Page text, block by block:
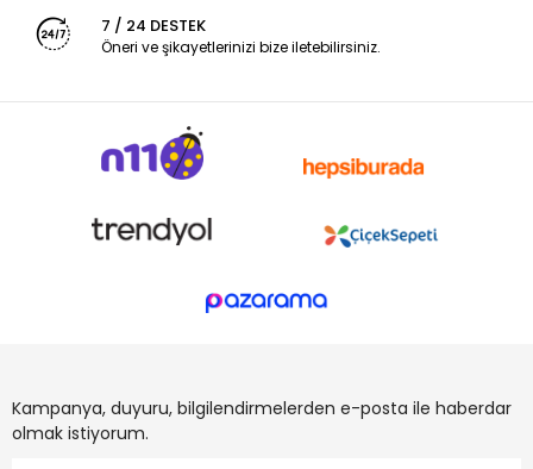
7 / 24 DESTEK
Öneri ve şikayetlerinizi bize iletebilirsiniz.
Kampanya, duyuru, bilgilendirmelerden e-posta ile haberdar
olmak istiyorum.